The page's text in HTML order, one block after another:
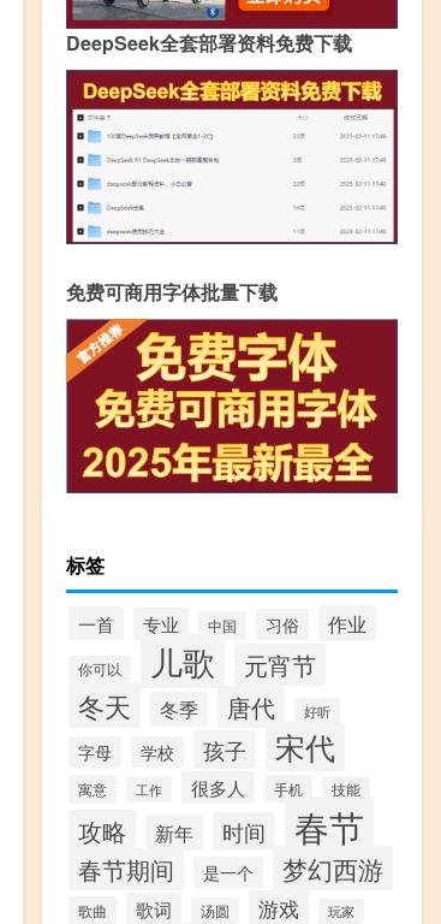
DeepSeek全套部署资料免费下载
免费可商用字体批量下载
标签
一首 专业 中国 习俗 作业
你可以 儿歌 元宵节
冬天 冬季 唐代 好听
字母 学校 孩子 宋代
寓意 工作 很多人 手机 技能
攻略 新年 时间 春节
春节期间 是一个 梦幻西游
歌曲 歌词 汤圆 游戏 玩家